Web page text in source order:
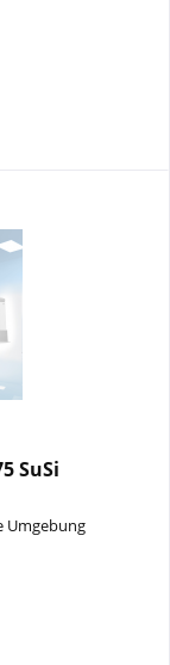
SuSi
Umgebung